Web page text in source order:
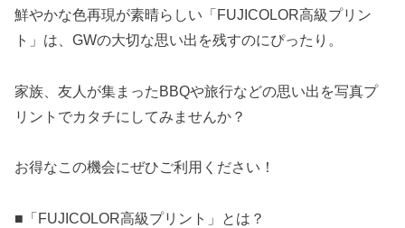
鮮やかな色再現が素晴らしい「FUJICOLOR高級プリン
ト」は、GWの大切な思い出を残すのにぴったり。
家族、友人が集まったBBQや旅行などの思い出を写真プ
リントでカタチにしてみませんか？
お得なこの機会にぜひご利用ください！
■「FUJICOLOR高級プリント」とは？